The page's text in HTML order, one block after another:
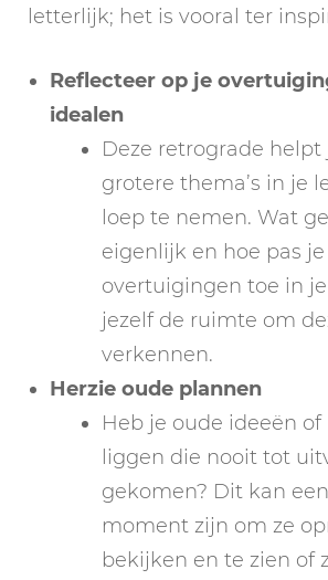
letterlijk; het is vooral ter
Reflecteer op je
idealen
Deze retrograde helpt
grotere thema’s in je
loep te nemen. Wat
eigenlijk en hoe pas
overtuigingen toe in
jezelf de ruimte om
verkennen.
Herzie oude plannen
Heb je oude ideeën
liggen die nooit tot
gekomen? Dit kan
moment zijn om ze
bekijken en te zien of